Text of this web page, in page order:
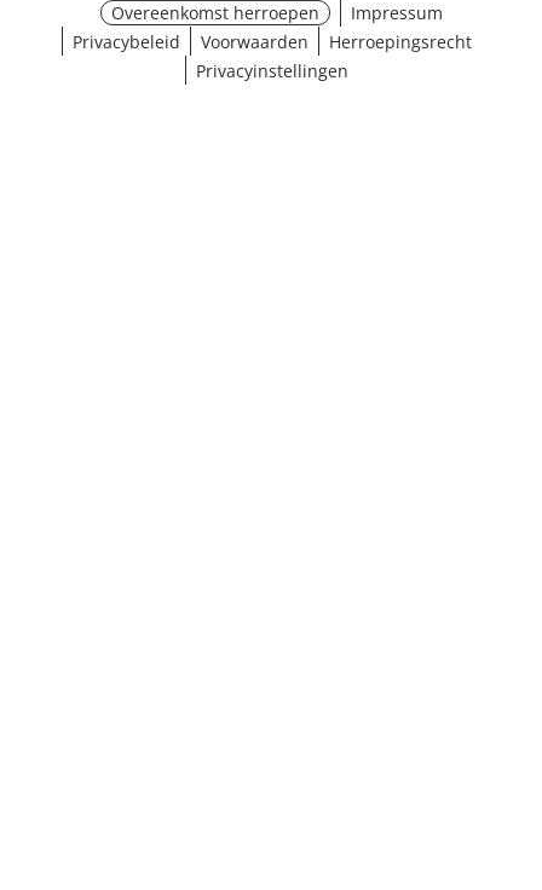
Overeenkomst herroepen
Impressum
Privacybeleid
Voorwaarden
Herroepingsrecht
Privacyinstellingen